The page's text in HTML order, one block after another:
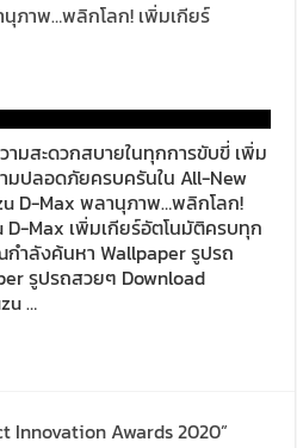
ภาพ…พลิกโลก! เพิ่มเกียร์
มสะดวกสบายในทุกการขับขี่ เพิ่ม
มปลอดภัยครบครันใน All-New
D-Max พลานุภาพ…พลิกโลก!
D-Max เพิ่มเกียร์อัตโนมัติครบทุก
ำลังค้นหา Wallpaper รูปรถ
รูปรถสวยๆ Download
…
Innovation Awards 2020”